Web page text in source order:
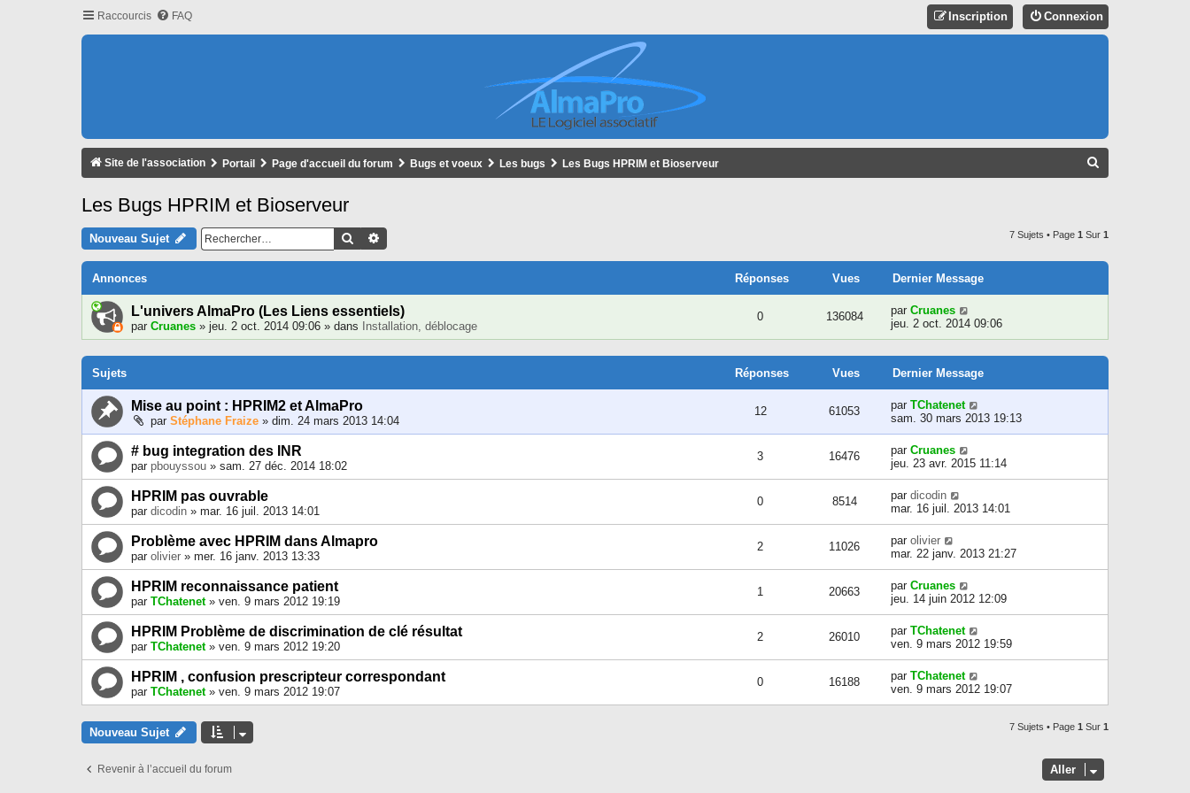
Raccourcis FAQ Connexion
Inscription
Site de l'association Portail Page d'accueil du forum Bugs et voeux Les bugs Les Bugs HPRIM et Bioserveur
H
Les Bugs HPRIM et Bioserveur
Nouveau Sujet Rechercher 7 Sujets • Page 1 Sur 1
Annonces Réponses Vues Dernier Message
L'univers AlmaPro (Les Liens essentiels)
par Cruanes » jeu. 2 oct. 2014 09:06 » dans Installation, déblocage
0 136084 par Cruanes
jeu. 2 oct. 2014 09:06
Sujets Réponses Vues Dernier Message
Mise au point : HPRIM2 et AlmaPro
par Stéphane Fraize » dim. 24 mars 2013 14:04
12 61053 par TChatenet
sam. 30 mars 2013 19:13
# bug integration des INR
par pbouyssou » sam. 27 déc. 2014 18:02
3 16476 par Cruanes
jeu. 23 avr. 2015 11:14
HPRIM pas ouvrable
par dicodin » mar. 16 juil. 2013 14:01
0 8514 par dicodin
mar. 16 juil. 2013 14:01
Problème avec HPRIM dans Almapro
par olivier » mer. 16 janv. 2013 13:33
2 11026 par olivier
mar. 22 janv. 2013 21:27
HPRIM reconnaissance patient
par TChatenet» ven. 9 mars 2012 19:19
1 20663 par Cruanes
jeu. 14 juin 2012 12:09
HPRIM Problème de discrimination de clé résultat
par TChatenet» ven. 9 mars 2012 19:20
2 26010 par TChatenet
ven. 9 mars 2012 19:59
HPRIM , confusion prescripteur correspondant
par TChatenet» ven. 9 mars 2012 19:07
0 16188 par TChatenet
ven. 9 mars 2012 19:07
Nouveau Sujet 7 Sujets • Page 1 Sur 1
Revenir à l’accueil du forum Aller